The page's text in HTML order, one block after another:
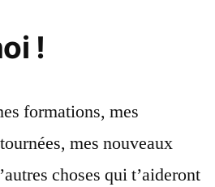
!
formations, mes
mes nouveaux
choses qui t’aideront